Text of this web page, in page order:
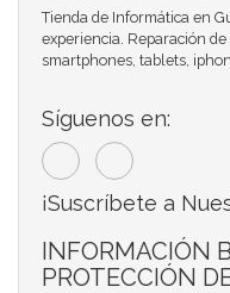
Tienda de Informática en
experiencia. Reparación
smartphones, tablets,
Síguenos en:
¡Suscríbete a
INFORMACIÓN
PROTECCIÓN